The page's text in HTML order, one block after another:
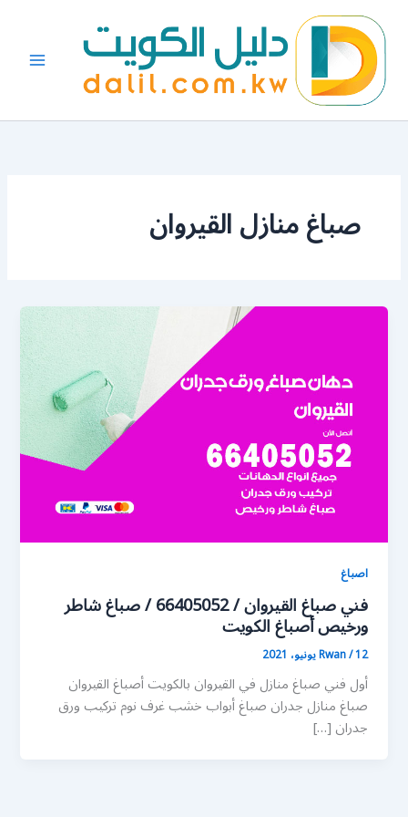
المحتوى
صباغ منازل القيروان
اصباغ
فني صباغ القيروان / 66405052 / صباغ شاطر
ورخيص أصباغ الكويت
Rwan/12 يونيو، 2021
أول فني صباغ منازل في القيروان بالكويت أصباغ القيروان
صباغ منازل جدران صباغ أبواب خشب غرف نوم تركيب ورق
جدران […]